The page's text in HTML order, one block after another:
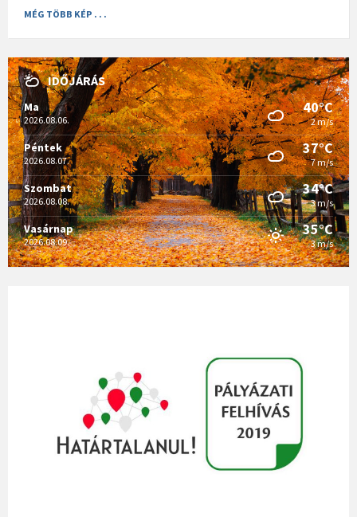
MÉG TÖBB KÉP . . .
IDŐJÁRÁS
Ma
2026.08.06.
40°C
2 m/s
Péntek
2026.08.07.
37°C
7 m/s
Szombat
2026.08.08.
34°C
3 m/s
Vasárnap
2026.08.09.
35°C
3 m/s